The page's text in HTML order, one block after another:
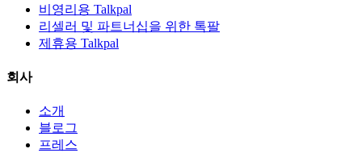
비영리용 Talkpal
리셀러 및 파트너십을 위한 톡팔
제휴용 Talkpal
회사
소개
블로그
프레스